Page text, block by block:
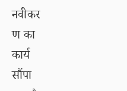
नवीकर
ण का
कार्य
सौंपा